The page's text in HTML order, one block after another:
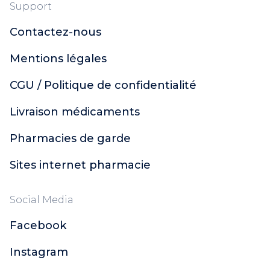
Support
Contactez-nous
Mentions légales
CGU / Politique de confidentialité
Livraison médicaments
Pharmacies de garde
Sites internet pharmacie
Social Media
Facebook
Instagram